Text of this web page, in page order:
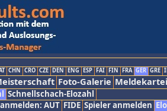
CHN CRO CZE DEN ENG ESP FAI FIN FRA GER GRE
Foto-Galerie Meldekartei
Schnellschach-Elozahl
AUT FIDE Spieler anmelden